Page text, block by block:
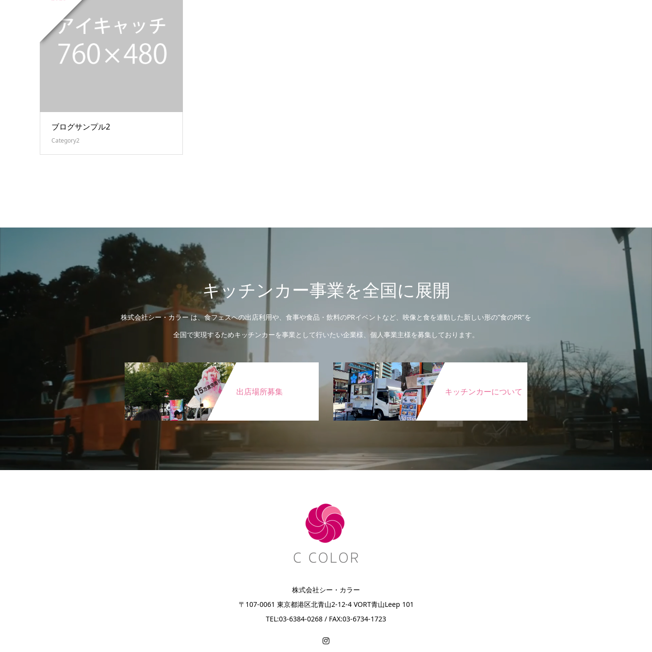
ブログサンプル2
Category2
キッチンカー事業を全国に展開
株式会社シー・カラー は、食フェスへの出店利用や、食事や食品・飲料のPRイベントなど、映像と食を連動した新しい形の”食のPR”を
全国で実現するためキッチンカーを事業として行いたい企業様、個人事業主様を募集しております。
出店場所募集 キッチンカーについて
株式会社シー・カラー
〒107-0061 東京都港区北青山2-12-4 VORT青山Leep 101
TEL:03-6384-0268 / FAX:03-6734-1723